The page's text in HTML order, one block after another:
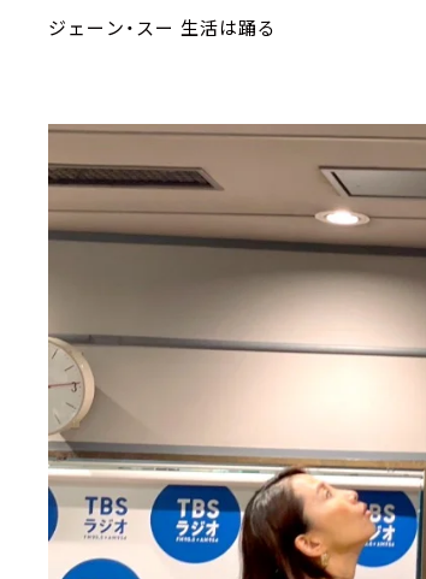
ジェーン・スー 生活は踊る